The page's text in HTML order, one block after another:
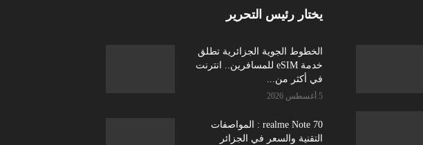
يختار رئيس التحرير
الخطوط الجوية الجزائرية تطلق
خدمة eSIM للمسافرين.. انترنت
في أكثر من...
5 أغسطس 2026
realme Note 70 : المواصفات
التقنية والسعر في الجزائر